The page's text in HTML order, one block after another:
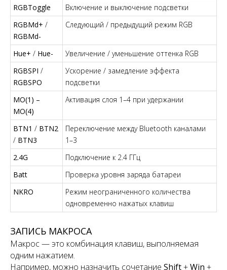
RGBToggle
Включение и выключение подсветки
RGBMd+ /
RGBMd-
Следующий / предыдущий режим RGB
Hue+ / Hue-
Увеличение / уменьшение оттенка RGB
RGBSPI /
RGBSPO
Ускорение / замедление эффекта
подсветки
MO(1) –
MO(4)
Активация слоя 1–4 при удержании
BTN1 / BTN2
/ BTN3
Переключение между Bluetooth каналами
1–3
2.4G
Подключение к 2.4 ГГц
Batt
Проверка уровня заряда батареи
NKRO
Режим неограниченного количества
одновременно нажатых клавиш
ЗАПИСЬ МАКРОСА
Макрос — это комбинация клавиш, выполняемая
одним нажатием.
Например, можно назначить сочетание Shift+Win +